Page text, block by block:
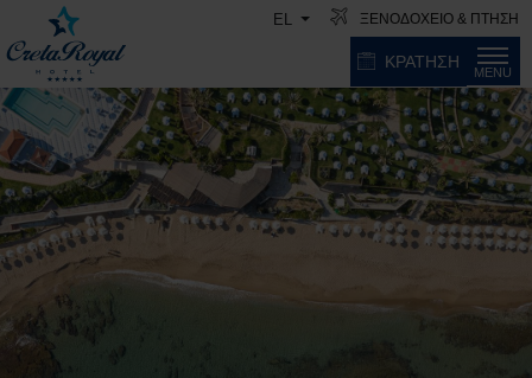
EL ΞΕΝΟΔΟΧΕΙΟ & ΠΤΗΣΗ
MENU
ΚΡΑΤΗΣΗ